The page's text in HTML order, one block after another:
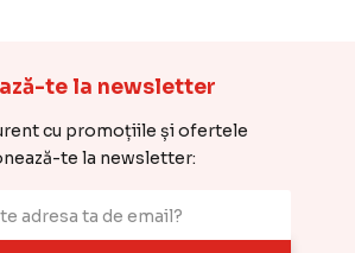
te la newsletter
cu promoțiile și ofertele
te la newsletter: